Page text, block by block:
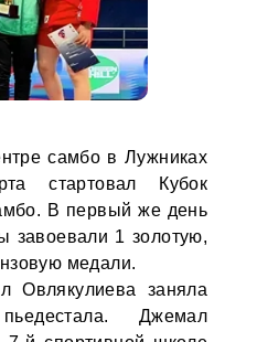
самбо в Лужниках
стартовал Кубок
В первый же день
завоевали 1 золотую,
медали.
Овлякулиева заняла
Джемал